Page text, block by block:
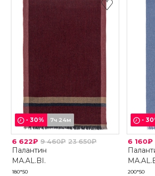
-30% 7ч 24м
6 622₽ 9 460₽ 23 650₽
Палантин
MA.AL.BI.
180*50
-30
6 160₽
200*50